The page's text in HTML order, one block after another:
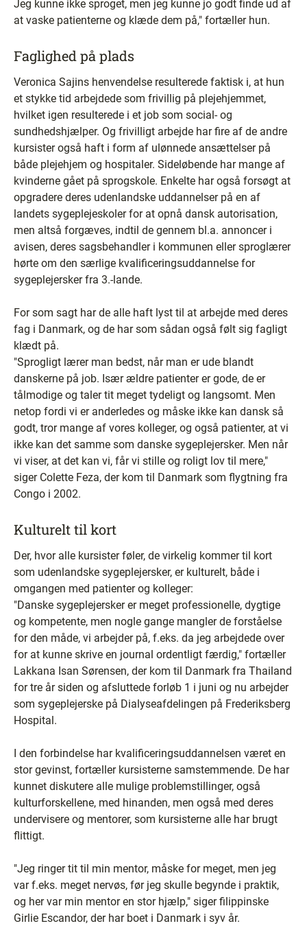
Jeg kunne ikke sproget, men jeg kunne jo godt finde ud af
at vaske patienterne og klæde dem på," fortæller hun.
Faglighed på plads
Veronica Sajins henvendelse resulterede faktisk i, at hun
et stykke tid arbejdede som frivillig på plejehjemmet,
hvilket igen resulterede i et job som social- og
sundhedshjælper. Og frivilligt arbejde har fire af de andre
kursister også haft i form af ulønnede ansættelser på
både plejehjem og hospitaler. Sideløbende har mange af
kvinderne gået på sprogskole. Enkelte har også forsøgt at
opgradere deres udenlandske uddannelser på en af
landets sygeplejeskoler for at opnå dansk autorisation,
men altså forgæves, indtil de gennem bl.a. annoncer i
avisen, deres sagsbehandler i kommunen eller sproglærer
hørte om den særlige kvalificeringsuddannelse for
sygeplejersker fra 3.-lande.
For som sagt har de alle haft lyst til at arbejde med deres
fag i Danmark, og de har som sådan også følt sig fagligt
klædt på.
"Sprogligt lærer man bedst, når man er ude blandt
danskerne på job. Især ældre patienter er gode, de er
tålmodige og taler tit meget tydeligt og langsomt. Men
netop fordi vi er anderledes og måske ikke kan dansk så
godt, tror mange af vores kolleger, og også patienter, at vi
ikke kan det samme som danske sygeplejersker. Men når
vi viser, at det kan vi, får vi stille og roligt lov til mere,"
siger Colette Feza, der kom til Danmark som flygtning fra
Congo i 2002.
Kulturelt til kort
Der, hvor alle kursister føler, de virkelig kommer til kort
som udenlandske sygeplejersker, er kulturelt, både i
omgangen med patienter og kolleger:
"Danske sygeplejersker er meget professionelle, dygtige
og kompetente, men nogle gange mangler de forståelse
for den måde, vi arbejder på, f.eks. da jeg arbejdede over
for at kunne skrive en journal ordentligt færdig," fortæller
Lakkana Isan Sørensen, der kom til Danmark fra Thailand
for tre år siden og afsluttede forløb 1 i juni og nu arbejder
som sygeplejerske på Dialyseafdelingen på Frederiksberg
Hospital.
I den forbindelse har kvalificeringsuddannelsen været en
stor gevinst, fortæller kursisterne samstemmende. De har
kunnet diskutere alle mulige problemstillinger, også
kulturforskellene, med hinanden, men også med deres
undervisere og mentorer, som kursisterne alle har brugt
flittigt.
"Jeg ringer tit til min mentor, måske for meget, men jeg
var f.eks. meget nervøs, før jeg skulle begynde i praktik,
og her var min mentor en stor hjælp," siger filippinske
Girlie Escandor, der har boet i Danmark i syv år.